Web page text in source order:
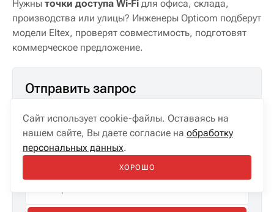
Нужны точки доступа Wi-Fi для офиса, склада,
производства или улицы? Инженеры Opticom подберут
модели Eltex, проверят совместимость, подготовят
коммерческое предложение.
Отправить запрос
Сайт использует cookie-файлы. Оставаясь на
нашем сайте, Вы даете согласие на обработку
персональных данных.
ХОРОШО